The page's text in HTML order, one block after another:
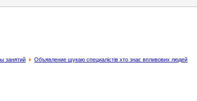
занятий Объявление шукаю специалістів хто знає впливових людей